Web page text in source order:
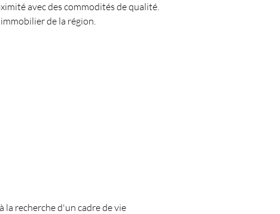
avec des commodités de qualité.
de la région.
recherche d'un cadre de vie